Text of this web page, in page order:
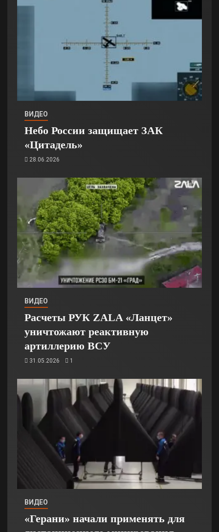
ВИДЕО
Небо России защищает ЗАК
«Цитадель»
28.06.2026
ВИДЕО
Расчеты РУК ZALA «Ланцет»
уничтожают реактивную
артиллерию ВСУ
31.05.2026 1
ВИДЕО
«Герани» начали применять для